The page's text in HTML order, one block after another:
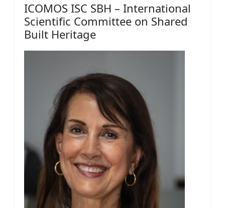
ICOMOS ISC SBH – International
Scientific Committee on Shared
Built Heritage